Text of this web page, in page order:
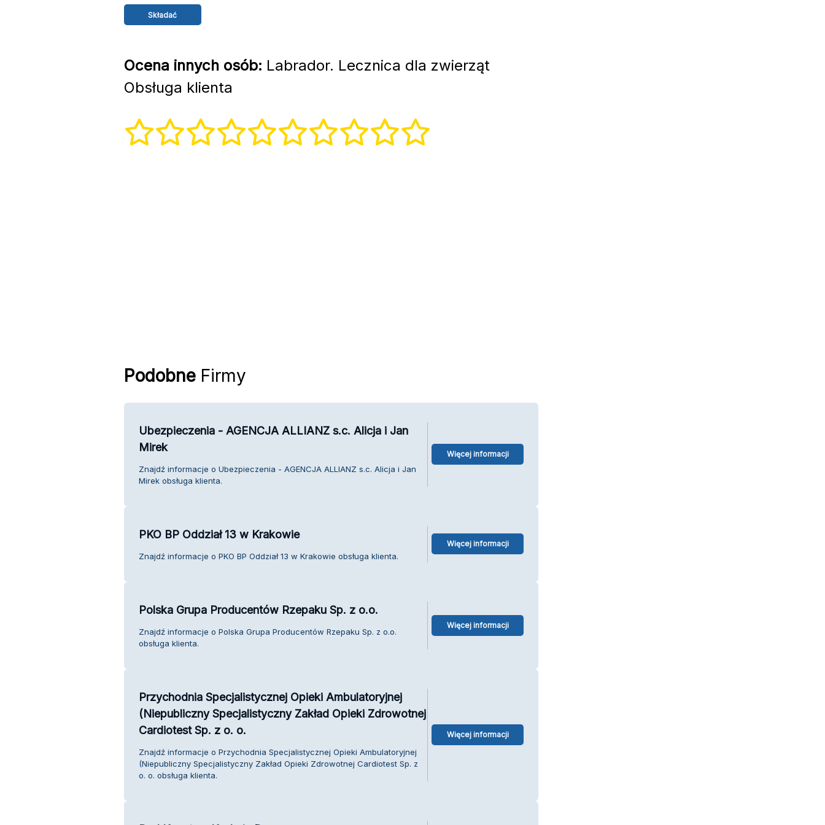
Ocena innych osób: Labrador. Lecznica dla zwierząt
Obsługa klienta
PodobneFirmy
Ubezpieczenia - AGENCJA ALLIANZ s.c. Alicja i Jan
Mirek
Znajdź informacje o Ubezpieczenia - AGENCJA ALLIANZ s.c. Alicja i Jan
Mirek obsługa klienta.
Więcej informacji
PKO BP Oddział 13 w Krakowie
Znajdź informacje o PKO BP Oddział 13 w Krakowie obsługa klienta.
Więcej informacji
Polska Grupa Producentów Rzepaku Sp. z o.o.
Znajdź informacje o Polska Grupa Producentów Rzepaku Sp. z o.o.
obsługa klienta.
Więcej informacji
Przychodnia Specjalistycznej Opieki Ambulatoryjnej
(Niepubliczny Specjalistyczny Zakład Opieki Zdrowotnej
Cardiotest Sp. z o. o.
Znajdź informacje o Przychodnia Specjalistycznej Opieki Ambulatoryjnej
(Niepubliczny Specjalistyczny Zakład Opieki Zdrowotnej Cardiotest Sp. z
o. o. obsługa klienta.
Więcej informacji